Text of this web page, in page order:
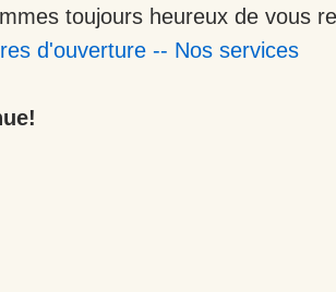
toujours heureux de vous
d'ouverture -- Nos services